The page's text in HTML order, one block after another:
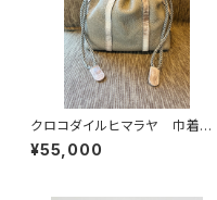
クロコダイルヒマラヤ 巾着バッ
グ イタリアンシュリンクレザー
¥55,000